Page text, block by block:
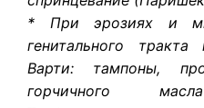
* При эрозиях и
генитального тракта
Варти: тампоны,
горчичного